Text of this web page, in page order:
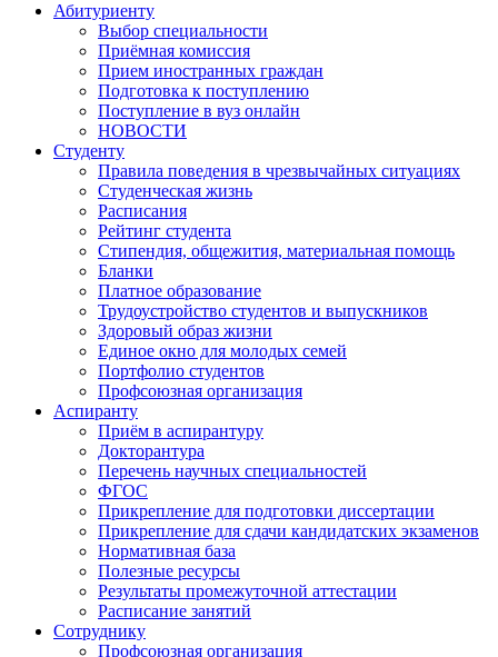
Абитуриенту
Выбор специальности
Приёмная комиссия
Прием иностранных граждан
Подготовка к поступлению
Поступление в вуз онлайн
НОВОСТИ
Студенту
Правила поведения в чрезвычайных ситуациях
Студенческая жизнь
Расписания
Рейтинг студента
Стипендия, общежития, материальная помощь
Бланки
Платное образование
Трудоустройство студентов и выпускников
Здоровый образ жизни
Единое окно для молодых семей
Портфолио студентов
Профсоюзная организация
Аспиранту
Приём в аспирантуру
Докторантура
Перечень научных специальностей
ФГОС
Прикрепление для подготовки диссертации
Прикрепление для сдачи кандидатских экзаменов
Нормативная база
Полезные ресурсы
Результаты промежуточной аттестации
Расписание занятий
Сотруднику
Профсоюзная организация